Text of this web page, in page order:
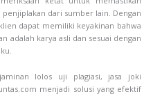
dari sumber lain. Dengan
dapat memiliki keyakinan bahwa
adalah karya asli dan sesuai dengan
lolos uji plagiasi, jasa joki
menjadi solusi yang efektif